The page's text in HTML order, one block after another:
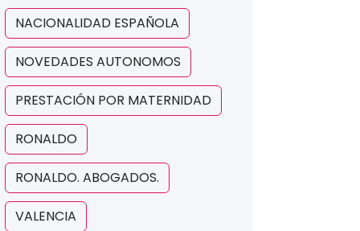
NACIONALIDAD ESPAÑOLA
NOVEDADES AUTONOMOS
PRESTACIÓN POR MATERNIDAD
RONALDO
RONALDO. ABOGADOS.
VALENCIA